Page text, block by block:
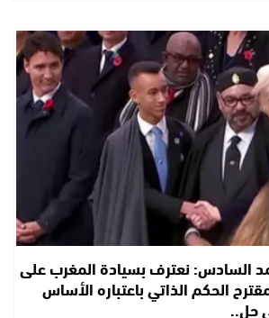
السادس: نعترف بسيادة المغرب على
الحكم الذاتي باعتباره الأساس
حل..